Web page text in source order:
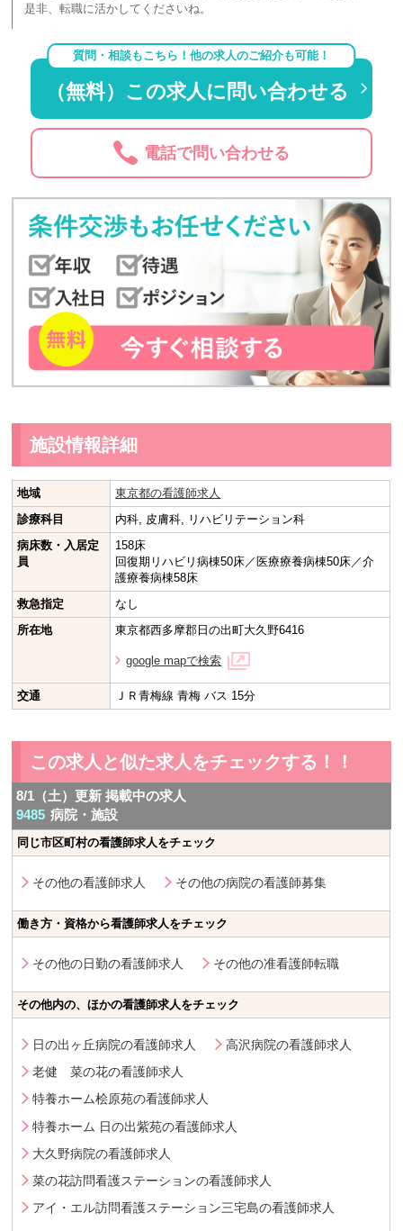
是非、転職に活かしてくださいね。
質問・相談もこちら！他の求人のご紹介も可能！
（無料）この求人に問い合わせる
電話で問い合わせる
施設情報詳細
地域
東京都の看護師求人
診療科目
内科, 皮膚科, リハビリテーション科
病床数・入居定
員
158床
回復期リハビリ病棟50床／医療療養病棟50床／介
護療養病棟58床
救急指定
なし
所在地
東京都西多摩郡日の出町大久野6416
google mapで検索
交通 ＪＲ青梅線 青梅 バス 15分
この求人と似た求人をチェックする！！
8/1（土）更新 掲載中の求人
9485 病院・施設
同じ市区町村の看護師求人をチェック
その他の看護師求人 その他の病院の看護師募集
働き方・資格から看護師求人をチェック
その他の日勤の看護師求人 その他の准看護師転職
その他内の、ほかの看護師求人をチェック
日の出ヶ丘病院の看護師求人
高沢病院の看護師求人
老健 菜の花の看護師求人
特養ホーム桧原苑の看護師求人
特養ホーム 日の出紫苑の看護師求人
大久野病院の看護師求人
菜の花訪問看護ステーションの看護師求人
アイ・エル訪問看護ステーション三宅島の看護師求人